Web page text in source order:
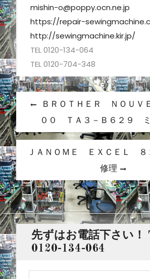
mishin-o@poppy.ocn.ne.jp
https://repair-
http://sewingmachine.kir.jp/
TEL 0120-134-064
TEL 0120-704-348
投
稿
ナ
ビ
ゲ
ー
シ
ョ
ン
P
r
e
u
s
p
o
s
:
ＢＲＯＴＨＥＲ ＮＯＵＶ
００ ＴＡ３－Ｂ６２９
N
x
t
p
o
ＪＡＮＯＭＥ ＥＸＣＥＬ
修理
先ずはお電話下さい！
0120-134-064